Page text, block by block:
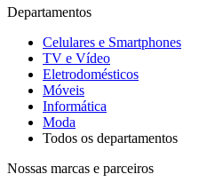
Departamentos
Celulares e Smartphones
TV e Vídeo
Eletrodomésticos
Móveis
Informática
Moda
Todos os departamentos
Nossas marcas e parceiros